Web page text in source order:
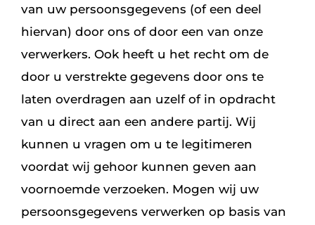
van uw persoonsgegevens (of een deel
hiervan) door ons of door een van onze
verwerkers. Ook heeft u het recht om de
door u verstrekte gegevens door ons te
laten overdragen aan uzelf of in opdracht
van u direct aan een andere partij. Wij
kunnen u vragen om u te legitimeren
voordat wij gehoor kunnen geven aan
voornoemde verzoeken. Mogen wij uw
persoonsgegevens verwerken op basis van